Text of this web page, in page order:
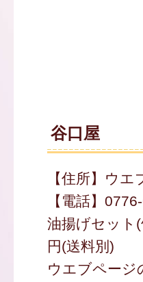
谷口屋
【住所】ウ
【電話】
油揚げセット
円(送料別)
ウエブページ